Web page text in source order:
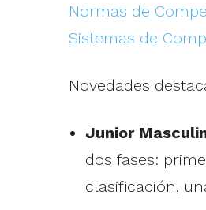
Normas de
Sistemas de
Novedades
Junior
dos fases:
clasificación,